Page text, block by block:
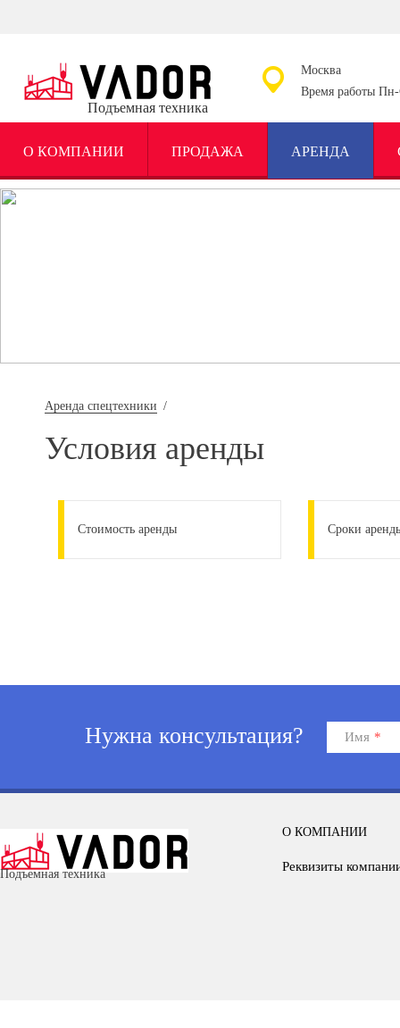
Подъемная техника
Москва
Время работы
О КОМПАНИИ ПРОДАЖА АРЕНДА
Аренда спецтехники /
Условия аренды
Стоимость аренды Сроки
Нужна консультация? Имя *
Подъемная техника
О КОМПАНИИ
Реквизиты